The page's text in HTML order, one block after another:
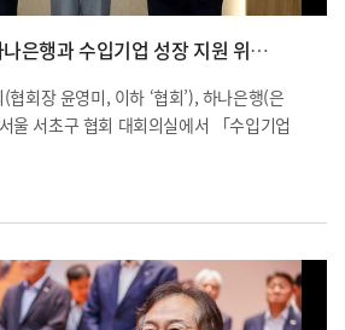
기보, 한국수입협회-하나은행과 수입기업 성장 지원 위해 맞손
회장 윤영미, 이하 ‘협회’), 하나은행(은
울 서초구 협회 대회의실에서 「수입기업